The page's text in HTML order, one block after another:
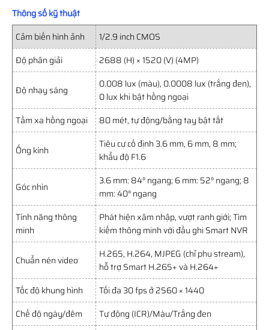
Thông số kỹ thuật
Cảm biến hình ảnh
1/2.9 inch CMOS
Độ phân giải
2688 (H) × 1520 (V) (4MP)
Độ nhạy sáng
0.008 lux (màu), 0.0008 lux (trắng đen),
0 lux khi bật hồng ngoại
Tầm xa hồng ngoại
80 mét, tự động/bằng tay bật tắt
Ống kính
Tiêu cự cố định 3.6 mm, 6 mm, 8 mm;
khẩu độ F1.6
Góc nhìn
3.6 mm: 84° ngang; 6 mm: 52° ngang; 8
mm: 40° ngang
Tính năng thông
minh
Phát hiện xâm nhập, vượt ranh giới; Tìm
kiếm thông minh với đầu ghi Smart NVR
Chuẩn nén video
H.265, H.264, MJPEG (chỉ phụ stream),
hỗ trợ Smart H.265+ và H.264+
Tốc độ khung hình
Tối đa 30 fps ở 2560 × 1440
Chế độ ngày/đêm
Tự động (ICR)/Màu/Trắng đen